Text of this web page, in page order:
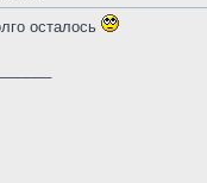
осталось